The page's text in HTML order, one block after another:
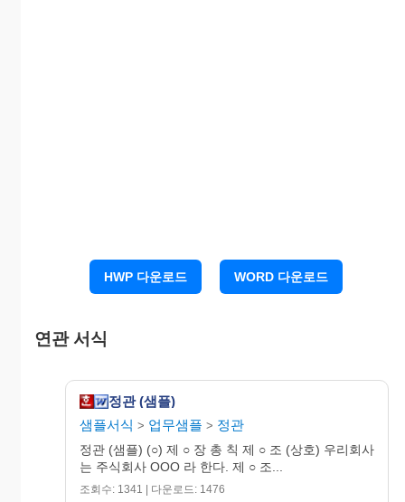
제 8 조 (회사의 설립시 발행하는 주식의 총수) 우리회사가 설
립시 발행하는 주식의 총수는 삼천주로 한다.
회사에 대항하지 못한다
① 주식의 양도로 인하여 주식의 명의개서를 신청코자 할
때는 우리회사 소정의 청구서에 주권을 첨부하
여 제출하여야 한다.
② 주식이 상속, 유증 및 기타 계약 이외의 사유로 인하여
주식의 명의개서를 청구할 때는 우리회사 소정
HWP 다운로드 WORD 다운로드
연관 서식
정관 (샘플)
샘플서식 > 업무샘플 > 정관
정관 (샘플) (○) 제 ○ 장 총 칙 제 ○ 조 (상호) 우리회사
는 주식회사 OOO 라 한다. 제 ○ 조...
조회수: 1341 | 다운로드: 1476